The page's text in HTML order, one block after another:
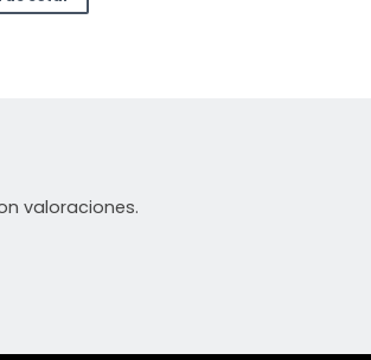
valoraciones.